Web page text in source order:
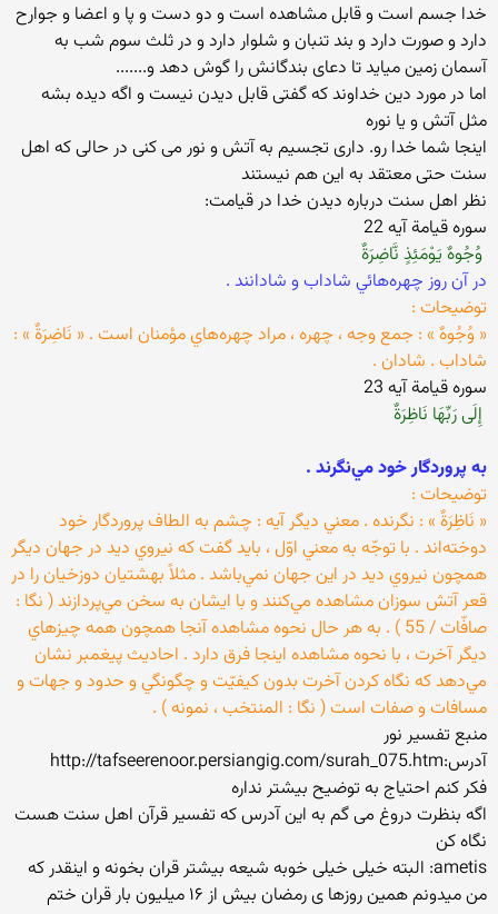
خدا جسم است و قابل مشاهده است و دو دست و پا و اعضا و جوارح
دارد و صورت دارد و بند تنبان و شلوار دارد و در ثلث سوم شب به
آسمان زمین میاید تا دعای بندگانش را گوش دهد و.......
اما در مورد دین خداوند که گفتی قابل دیدن نیست و اگه دیده بشه
مثل آتش و یا نوره
اینجا شما خدا رو. داری تجسیم به آتش و نور می کنی در حالی که اهل
سنت حتی معتقد به این هم نیستند
نظر اهل سنت درباره دیدن خدا در قیامت:
سوره قيامة آيه 22‏
‏ وُجُوهٌ يَوْمَئِذٍ نَّاضِرَةٌ ‏
‏در آن روز چهره‌هائي شاداب و شادانند .‏
‏توضيحات : ‏
‏« وُجُوهٌ » : جمع وجه ، چهره ، مراد چهره‌هاي مؤمنان است . « نَاضِرَةٌ » :
شاداب . شادان .‏
سوره قيامة آيه 23
إِلَى رَبِّهَا نَاظِرَةٌ ‏
‏به پروردگار خود مي‌نگرند .‏
توضيحات : ‏
‏« نَاظِرَةٌ » : نگرنده . معني ديگر آيه : چشم به الطاف پروردگار خود
دوخته‌اند . با توجّه به معني اوّل ، بايد گفت كه نيروي ديد در جهان ديگر
همچون نيروي ديد در اين جهان نمي‌باشد . مثلاً بهشتيان دوزخيان را در
قعر آتش سوزان مشاهده مي‌كنند و با ايشان به سخن مي‌پردازند ( نگا :
صافّات‌ / 55 ) . به هر حال نحوه مشاهده آنجا همچون همه چيزهاي
ديگر آخرت ، با نحوه مشاهده اينجا فرق دارد . احاديث پيغمبر نشان
مي‌دهد كه نگاه كردن آخرت بدون كيفيّت و چگونگي و حدود و جهات و
مسافات و صفات است ( نگا : المنتخب ، نمونه ) .‏
منبع تفسیر نور
آدرس:http://tafseerenoor.persiangig.com/surah_075.htm
فکر کنم احتیاج به توضیح بیشتر نداره
اگه بنظرت دروغ می گم به این آدرس که تفسیر قرآن اهل سنت هست
نگاه کن
ametis: البته خیلی خیلی خوبه شیعه بیشتر قران بخونه و اینقدر که
من میدونم همین روزها ی رمضان بیش از ۱۶ میلیون بار قران ختم